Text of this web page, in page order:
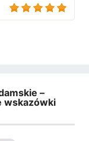
–
wskazówki